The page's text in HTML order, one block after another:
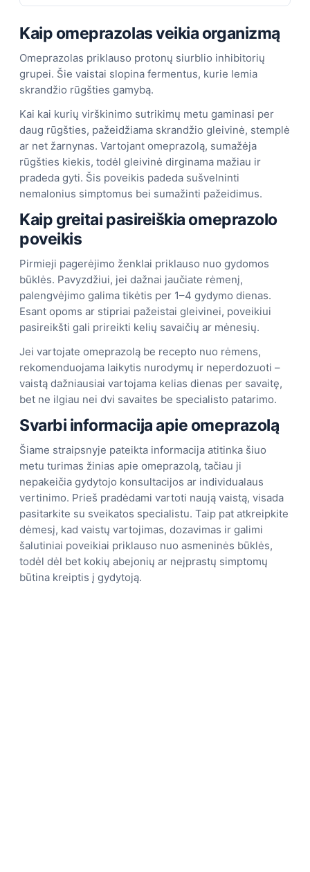
Kaip omeprazolas veikia organizmą
Omeprazolas priklauso protonų siurblio inhibitorių
grupei. Šie vaistai slopina fermentus, kurie lemia
skrandžio rūgšties gamybą.
Kai kai kurių virškinimo sutrikimų metu gaminasi per
daug rūgšties, pažeidžiama skrandžio gleivinė, stemplė
ar net žarnynas. Vartojant omeprazolą, sumažėja
rūgšties kiekis, todėl gleivinė dirginama mažiau ir
pradeda gyti. Šis poveikis padeda sušvelninti
nemalonius simptomus bei sumažinti pažeidimus.
Kaip greitai pasireiškia omeprazolo
poveikis
Pirmieji pagerėjimo ženklai priklauso nuo gydomos
būklės. Pavyzdžiui, jei dažnai jaučiate rėmenį,
palengvėjimo galima tikėtis per 1–4 gydymo dienas.
Esant opoms ar stipriai pažeistai gleivinei, poveikiui
pasireikšti gali prireikti kelių savaičių ar mėnesių.
Jei vartojate omeprazolą be recepto nuo rėmens,
rekomenduojama laikytis nurodymų ir neperdozuoti –
vaistą dažniausiai vartojama kelias dienas per savaitę,
bet ne ilgiau nei dvi savaites be specialisto patarimo.
Svarbi informacija apie omeprazolą
Šiame straipsnyje pateikta informacija atitinka šiuo
metu turimas žinias apie omeprazolą, tačiau ji
nepakeičia gydytojo konsultacijos ar individualaus
vertinimo. Prieš pradėdami vartoti naują vaistą, visada
pasitarkite su sveikatos specialistu. Taip pat atkreipkite
dėmesį, kad vaistų vartojimas, dozavimas ir galimi
šalutiniai poveikiai priklauso nuo asmeninės būklės,
todėl dėl bet kokių abejonių ar neįprastų simptomų
būtina kreiptis į gydytoją.